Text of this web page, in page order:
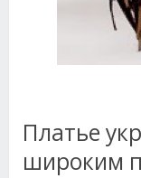
Платье
широким